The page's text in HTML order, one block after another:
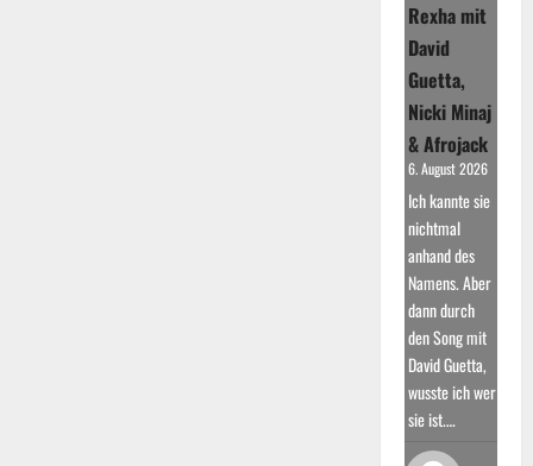
Rexha mit
David
Guetta,
Nicki Minaj
& Afrojack
6. August 2026
Ich kannte sie
nichtmal
anhand des
Namens. Aber
dann durch
den Song mit
David Guetta,
wusste ich wer
sie ist.…